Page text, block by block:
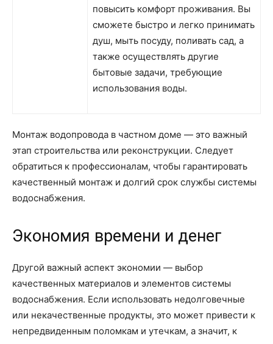
повысить комфорт проживания. Вы
сможете быстро и легко принимать
душ, мыть посуду, поливать сад, а
также осуществлять другие
бытовые задачи, требующие
использования воды.
Монтаж водопровода в частном доме — это важный
этап строительства или реконструкции. Следует
обратиться к профессионалам, чтобы гарантировать
качественный монтаж и долгий срок службы системы
водоснабжения.
Экономия времени и денег
Другой важный аспект экономии — выбор
качественных материалов и элементов системы
водоснабжения. Если использовать недолговечные
или некачественные продукты, это может привести к
непредвиденным поломкам и утечкам, а значит, к